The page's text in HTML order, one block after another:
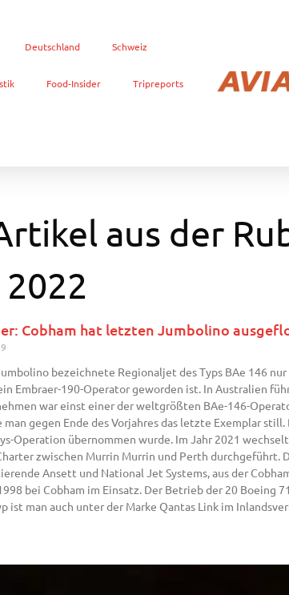
Deutschland Schweiz
Food-Insider Tripreports
aus der
Cobham hat letzten Jumbolino
bezeichnete Regionaljet des Typs BAe 146
Embraer-190-Operator geworden ist. In Australien
war einst einer der weltgrößten BAe-146-
gegen Ende des Vorjahres das letzte Exemplar
Operation übernommen wurde. Im Jahr 2021
zwischen Murrin Murrin und Perth
Ansett und National Jet Systems, aus der
bei Cobham im Einsatz. Der Betrieb der 20
ist man auch unter der Marke Qantas Link im